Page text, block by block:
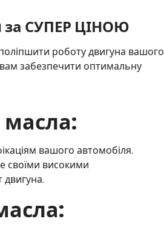
за СУПЕР ЦІНОЮ
роботу двигуна вашого
забезпечити оптимальну
масла:
вашого автомобіля.
своїми високими
двигуна.